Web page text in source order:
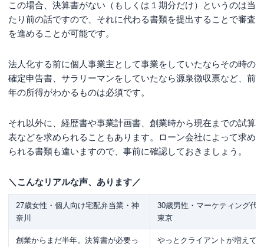
この場合、決算書がない（もしくは１期分だけ）というのは当
たり前の話ですので、それに代わる書類を提出することで審査
を進めることが可能です。
法人化する前に個人事業主として事業をしていたならその時の
確定申告書、サラリーマンをしていたなら源泉徴収票など、前
年の所得がわかるものは必須です。
それ以外に、経歴書や事業計画書、創業時から現在までの試算
表などを求められることもあります。ローン会社によって求め
られる書類も違いますので、事前に確認しておきましょう。
＼こんなリアルな声、あります／
27歳女性・個人向け宅配弁当業・神
奈川
30歳男性・マーケティング代
東京
創業からまだ半年。決算書が必要っ
やっとクライアントが増えて